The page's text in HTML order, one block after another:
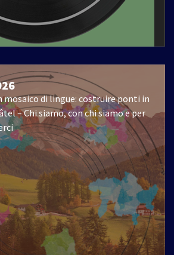
mosaico di lingue: costruire ponti in
– Chi siamo, con chi siamo e per